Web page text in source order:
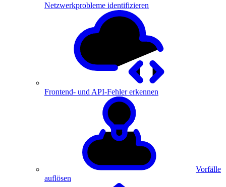
Netzwerkprobleme identifizieren
Frontend- und API-Fehler erkennen
Vorfälle
auflösen